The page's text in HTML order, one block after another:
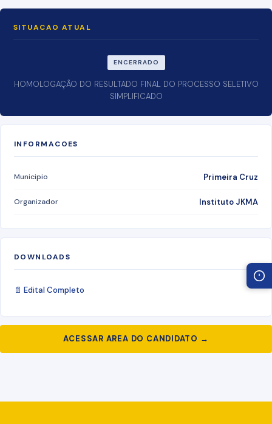
SITUACAO ATUAL
ENCERRADO
HOMOLOGAÇÃO DO RESULTADO FINAL DO PROCESSO SELETIVO
SIMPLIFICADO
INFORMACOES
Municipio Primeira Cruz
Organizador Instituto JKMA
DOWNLOADS
📄 Edital Completo
ACESSAR AREA DO CANDIDATO →